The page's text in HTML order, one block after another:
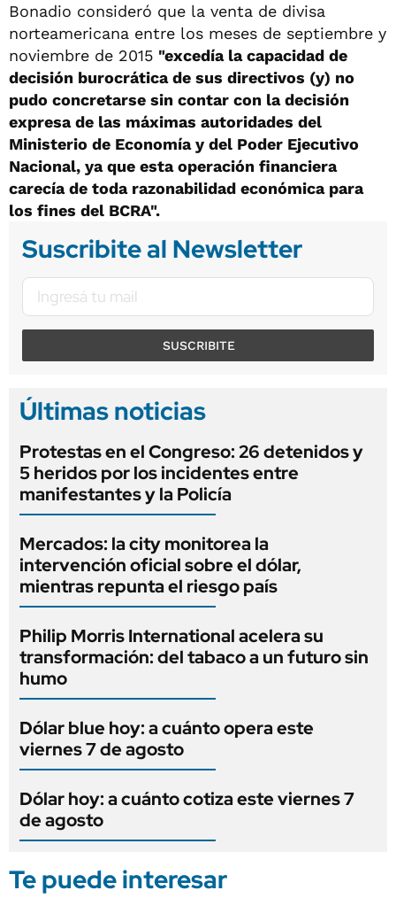
Bonadio consideró que la venta de divisa
norteamericana entre los meses de septiembre y
noviembre de 2015 "excedía la capacidad de
decisión burocrática de sus directivos (y) no
pudo concretarse sin contar con la decisión
expresa de las máximas autoridades del
Ministerio de Economía y del Poder Ejecutivo
Nacional, ya que esta operación financiera
carecía de toda razonabilidad económica para
los fines del BCRA".
Suscribite al Newsletter
SUSCRIBITE
Últimas noticias
Protestas en el Congreso: 26 detenidos y
5 heridos por los incidentes entre
manifestantes y la Policía
Mercados: la city monitorea la
intervención oficial sobre el dólar,
mientras repunta el riesgo país
Philip Morris International acelera su
transformación: del tabaco a un futuro sin
humo
Dólar blue hoy: a cuánto opera este
viernes 7 de agosto
Dólar hoy: a cuánto cotiza este viernes 7
de agosto
Te puede interesar